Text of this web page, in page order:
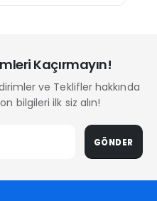
Kaçırmayın!
ve Teklifler hakkında
bilgileri ilk siz alın!
GÖNDER